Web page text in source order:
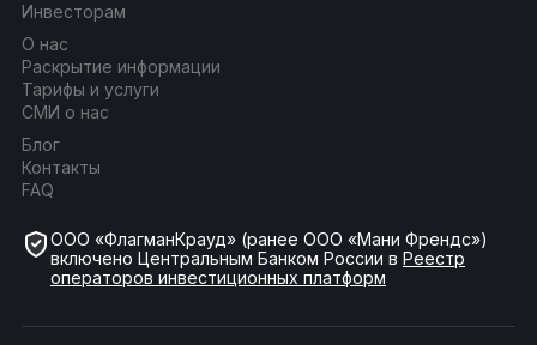
Инвесторам
О нас
Раскрытие информации
Тарифы и услуги
СМИ о нас
Блог
Контакты
FAQ
ООО «ФлагманКрауд» (ранее ООО «Мани Френдс»)
включено Центральным Банком России в Реестр
операторов инвестиционных платформ